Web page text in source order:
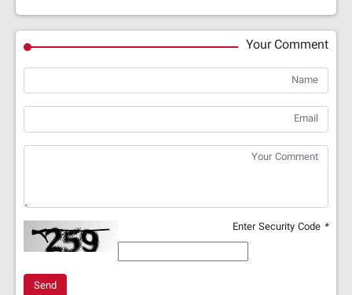
Your Comment
*
Send